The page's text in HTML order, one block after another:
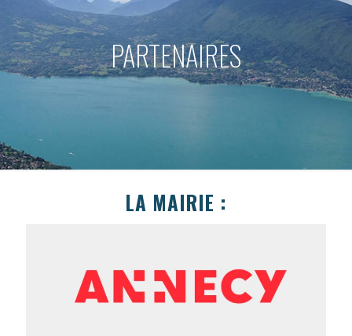
PARTENAIRES
LA MAIRIE :